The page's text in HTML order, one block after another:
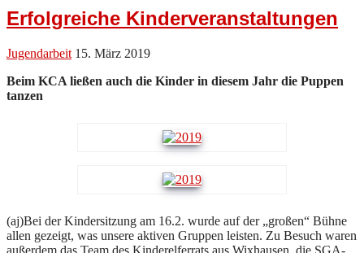
Erfolgreiche Kinderveranstaltungen
Jugendarbeit 15. März 2019
Beim KCA ließen auch die Kinder in diesem Jahr die Puppen
tanzen
(aj)Bei der Kindersitzung am 16.2. wurde auf der „großen“ Bühne
allen gezeigt, was unsere aktiven Gruppen leisten. Zu Besuch waren
außerdem das Team des Kinderelferrats aus Wixhausen, die SGA-